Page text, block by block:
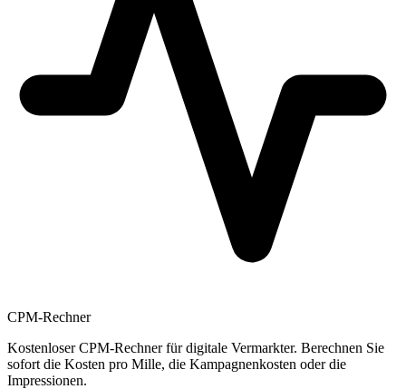
CPM-Rechner
Kostenloser CPM-Rechner für digitale Vermarkter. Berechnen Sie
sofort die Kosten pro Mille, die Kampagnenkosten oder die
Impressionen.